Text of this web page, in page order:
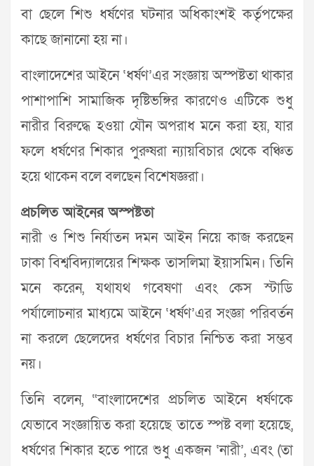
বা ছেলে শিশু ধর্ষণের ঘটনার অধিকাংশই কর্তৃপক্ষের
কাছে জানানো হয় না।
বাংলাদেশের আইনে ‘ধর্ষণ’এর সংজ্ঞায় অস্পষ্টতা থাকার
পাশাপাশি সামাজিক দৃষ্টিভঙ্গির কারণেও এটিকে শুধু
নারীর বিরুদ্ধে হওয়া যৌন অপরাধ মনে করা হয়, যার
ফলে ধর্ষণের শিকার পুরুষরা ন্যায়বিচার থেকে বঞ্চিত
হয়ে থাকেন বলে বলছেন বিশেষজ্ঞরা।
প্রচলিত আইনের অস্পষ্টতা
নারী ও শিশু নির্যাতন দমন আইন নিয়ে কাজ করছেন
ঢাকা বিশ্ববিদ্যালয়ের শিক্ষক তাসলিমা ইয়াসমিন। তিনি
মনে করেন, যথাযথ গবেষণা এবং কেস স্টাডি
পর্যালোচনার মাধ্যমে আইনে ‘ধর্ষণ’এর সংজ্ঞা পরিবর্তন
না করলে ছেলেদের ধর্ষণের বিচার নিশ্চিত করা সম্ভব
নয়।
তিনি বলেন, “বাংলাদেশের প্রচলিত আইনে ধর্ষণকে
যেভাবে সংজ্ঞায়িত করা হয়েছে তাতে স্পষ্ট বলা হয়েছে,
ধর্ষণের শিকার হতে পারে শুধু একজন ‘নারী’, এবং (তা